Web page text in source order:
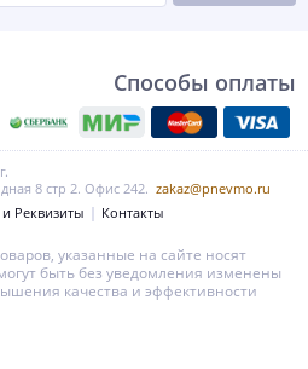
Способы оплаты
8 стр 2. Офис 242. zakaz@pnevmo.ru
Реквизиты Контакты
указанные на сайте носят
быть без уведомления изменены
качества и эффективности